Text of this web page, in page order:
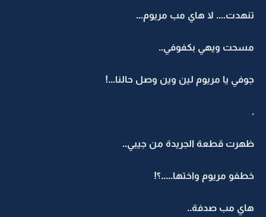
تنهدت.... لا هاي مب مريوم...
مسحت ويهي بكفوفي..
جوفي يا مريوم لين وين وصل حالنا...!
.
ظهرت قطعة الجريدة من جيبي..
خطفو مريوم واختها.....؟!
هاي مب صدفة..